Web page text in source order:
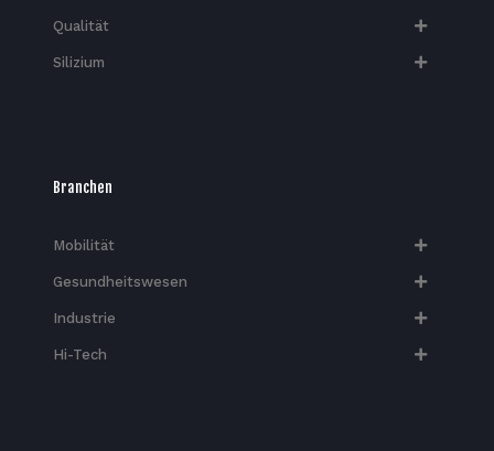
Qualität
Silizium
Branchen
Mobilität
Gesundheitswesen
Industrie
Hi-Tech​